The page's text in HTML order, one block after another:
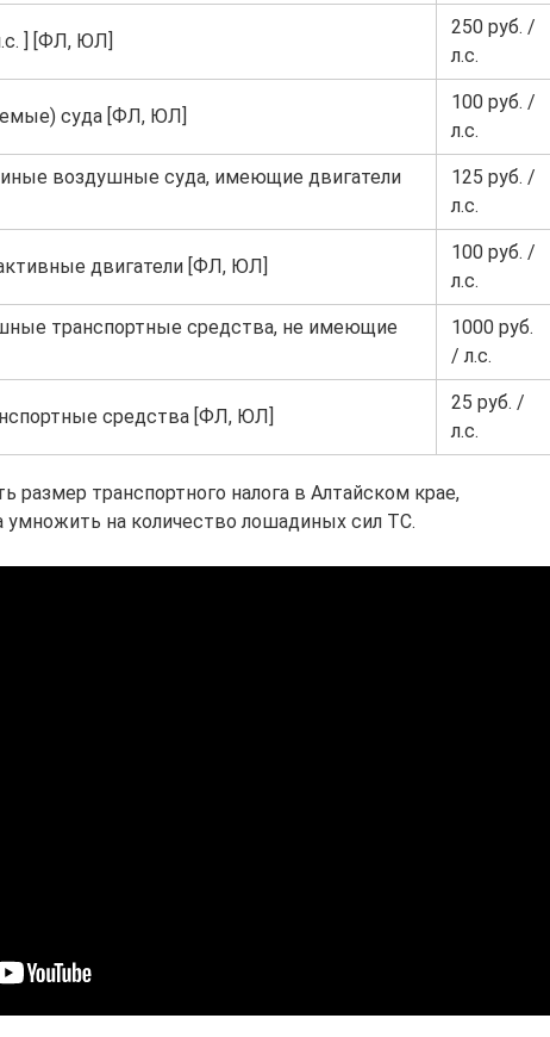
] [ФЛ, ЮЛ]
250 руб. /
л.с.
суда [ФЛ, ЮЛ]
100 руб. /
л.с.
воздушные суда, имеющие двигатели
125 руб. /
л.с.
двигатели [ФЛ, ЮЛ]
100 руб. /
л.с.
транспортные средства, не имеющие
1000 руб.
/ л.с.
средства [ФЛ, ЮЛ]
25 руб. /
л.с.
размер транспортного налога в Алтайском крае,
умножить на количество лошадиных сил ТС.